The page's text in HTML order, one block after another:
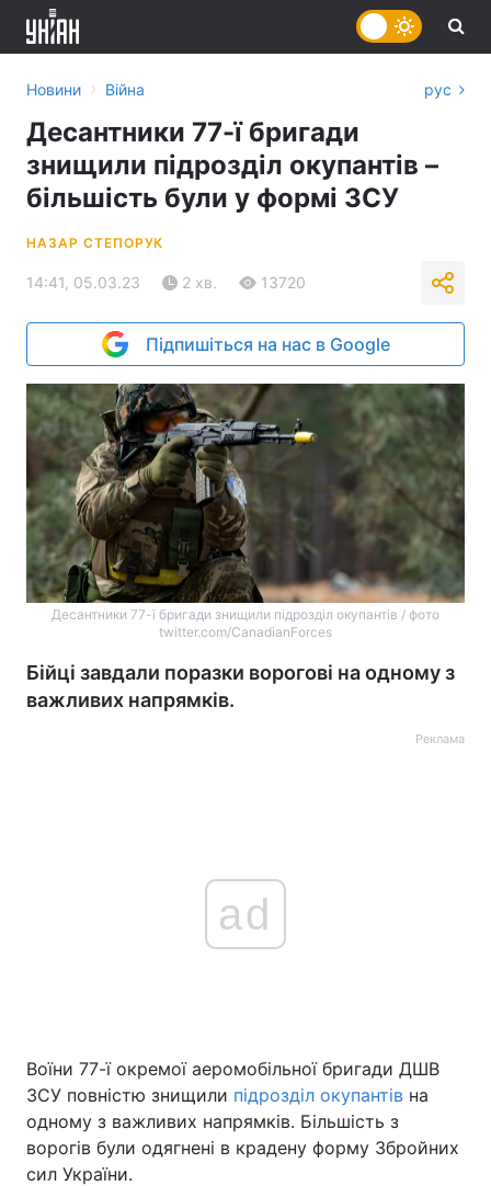
Головна Війна
Україна Політика
Економіка
Новини › Війна рус
Десантники 77-ї бригади
знищили підрозділ окупантів –
більшість були у формі ЗСУ
НАЗАР СТЕПОРУК
14:41, 05.03.23 2 хв. 13720
Підпишіться на нас в Google
Десантники 77-ї бригади знищили підрозділ окупантів / фото
twitter.com/CanadianForces
Бійці завдали поразки ворогові на одному з
важливих напрямків.
Реклама
ad
Воїни 77-ї окремої аеромобільної бригади ДШВ
ЗСУ повністю знищили підрозділ окупантів на
одному з важливих напрямків. Більшість з
ворогів були одягнені в крадену форму Збройних
сил України.